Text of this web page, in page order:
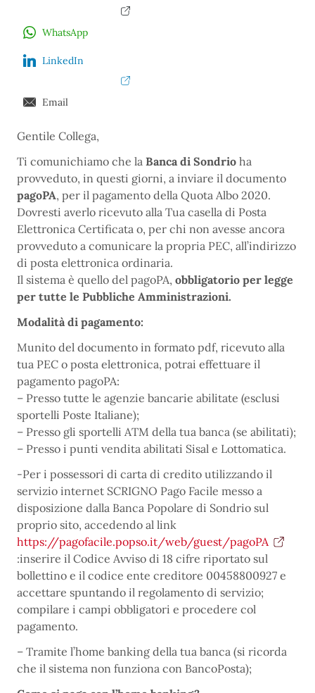
WhatsApp
LinkedIn
Email
Gentile Collega,
Ti comunichiamo che la Banca di Sondrio ha
provveduto, in questi giorni, a inviare il documento
pagoPA, per il pagamento della Quota Albo 2020.
Dovresti averlo ricevuto alla Tua casella di Posta
Elettronica Certificata o, per chi non avesse ancora
provveduto a comunicare la propria PEC, all’indirizzo
di posta elettronica ordinaria.
Il sistema è quello del pagoPA, obbligatorio per legge
per tutte le Pubbliche Amministrazioni.
Modalità di pagamento:
Munito del documento in formato pdf, ricevuto alla
tua PEC o posta elettronica, potrai effettuare il
pagamento pagoPA:
– Presso tutte le agenzie bancarie abilitate (esclusi
sportelli Poste Italiane);
– Presso gli sportelli ATM della tua banca (se abilitati);
– Presso i punti vendita abilitati Sisal e Lottomatica.
-Per i possessori di carta di credito utilizzando il
servizio internet SCRIGNO Pago Facile messo a
disposizione dalla Banca Popolare di Sondrio sul
proprio sito, accedendo al link
https://pagofacile.popso.it/web/guest/pagoPA
:inserire il Codice Avviso di 18 cifre riportato sul
bollettino e il codice ente creditore 00458800927 e
accettare spuntando il regolamento di servizio;
compilare i campi obbligatori e procedere col
pagamento.
– Tramite l’home banking della tua banca (si ricorda
che il sistema non funziona con BancoPosta);